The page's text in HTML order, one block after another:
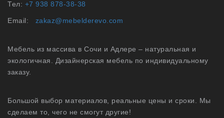
Тел: +7 938 878-38-38
Email: zakaz@mebelderevo.com
Мебель из массива в Сочи и Адлере – натуральная и
экологичная. Дизайнерская мебель по индивидуальному
заказу.
Большой выбор материалов, реальные цены и сроки. Мы
сделаем то, чего не смогут другие!